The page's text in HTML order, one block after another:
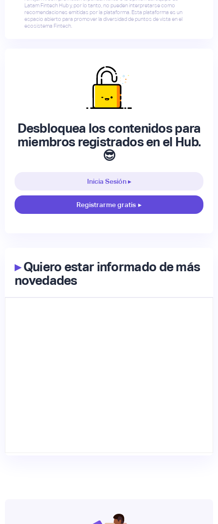
Latam Fintech Hub y, por lo tanto, no pueden interpretarse como
recomendaciones emitidas por la plataforma. Esta plataforma es un
espacio abierto para promover la diversidad de puntos de vista en el
ecosistema Fintech.
Desbloquea los contenidos para
miembros registrados en el Hub.
😎
Inicia Sesión ▸
Registrarme gratis ▸
▸Quiero estar informado de más
novedades